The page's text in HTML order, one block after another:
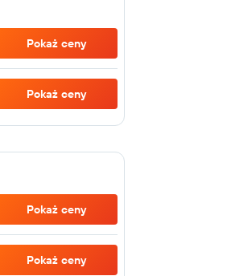
Pokaż ceny
Pokaż ceny
Pokaż ceny
Pokaż ceny